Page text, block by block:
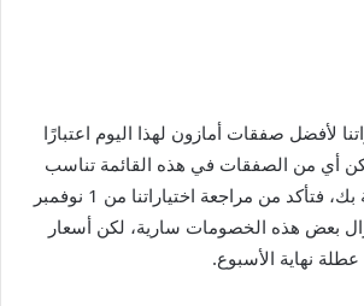
لأفضل صفقات أمازون لهذا اليوم اعتبارًا
لم تكن أي من الصفقات في هذه القائمة تناسب
قائمة التسوق الخاصة بك، فتأكد من مراجعة اختياراتنا من 1 نوفمبر
بعض هذه الخصومات سارية، لكن أسعار
نهاية الأسبوع.